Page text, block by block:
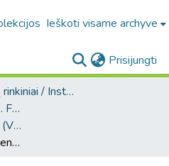
Ieškoti visame archyve
Prisijungti
5.3. Institucijų rinkiniai / Institutional collections
Vilniaus kapitulos fondas. F43
Domanovas - Drohičinas (Vilniaus kapitulos fondas. F43, Bažnytinės valdos)
[Drohičino pranciškonų vienuolyno byla su Pinsko pakamore Liudviku Ožeška dėl naujos fundacijos pagal Pinsko maršalkos Stanislovo Ožeškos testamentą. Minimi Dambravos palivarkas ir Pichasų kaimas]